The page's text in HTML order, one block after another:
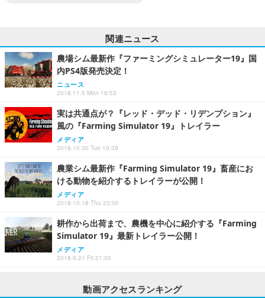
関連ニュース
農場シム最新作『ファーミングシミュレーター19』国
内PS4版発売決定！
ニュース
2018.11.5 Mon 16:53
実は共通点が？『レッド・デッド・リデンプション』
風の『Farming Simulator 19』トレイラー
メディア
2018.10.30 Tue 16:39
農業シム最新作『Farming Simulator 19』畜産にお
ける動物を紹介するトレイラーが公開！
メディア
2018.10.18 Thu 23:00
耕作から出荷まで、農機を中心に紹介する『Farming
Simulator 19』最新トレイラー公開！
メディア
2018.9.21 Fri 21:00
動画アクセスランキング